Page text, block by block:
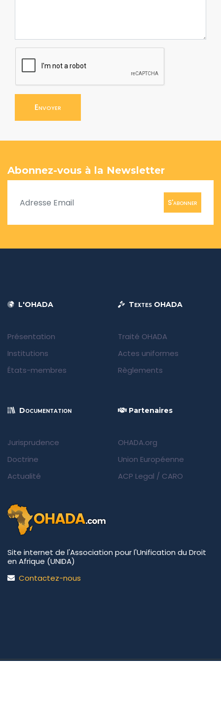
Envoyer
Abonnez-vous à la Newsletter
S'abonner
L'OHADA
Présentation
Institutions
États-membres
Textes OHADA
Traité OHADA
Actes uniformes
Règlements
Documentation
Jurisprudence
Doctrine
Actualité
Partenaires
OHADA.org
Union Européenne
ACP Legal / CARO
Site internet de l'Association pour l'Unification du Droit
en Afrique (UNIDA)
Contactez-nous